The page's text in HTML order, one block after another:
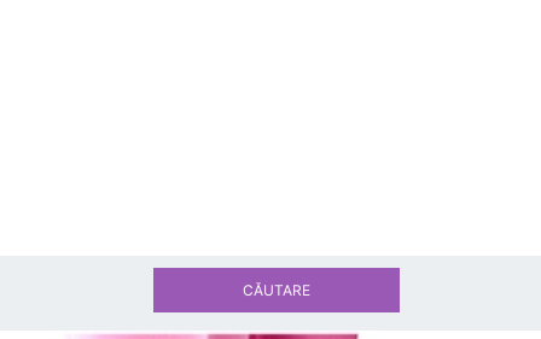
CĂUTARE